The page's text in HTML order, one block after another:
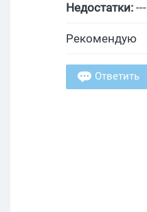
Недостатки: ---
Рекомендую
Ответить